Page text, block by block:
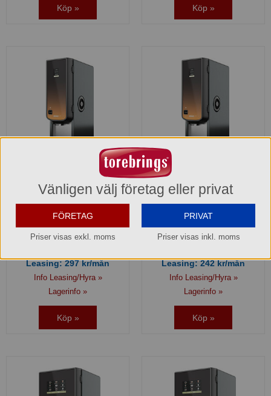
Köp » Köp »
Bonamat Bolero 21 3kW
Instant Kaffeautomat
8242312
18.800,00 kr
Hel förpackning =1*1 st
Leasing:297kr/mån
Info Leasing/Hyra »
Lagerinfo »
Köp »
Bonamat Bolero 21 Instant
Kaffeautomat
8234312
15.300,00 kr
Hel förpackning =1*1 st
Leasing:242kr/mån
Info Leasing/Hyra »
Lagerinfo »
Köp »
Vänligen välj företag eller privat
FÖRETAG
Priser visas exkl. moms
PRIVAT
Priser visas inkl. moms